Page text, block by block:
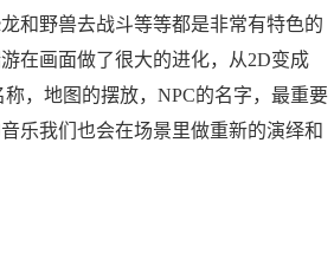
和野兽去战斗等等都是非常有特色的
在画面做了很大的进化，从2D变成
，地图的摆放，NPC的名字，最重要
乐我们也会在场景里做重新的演绎和